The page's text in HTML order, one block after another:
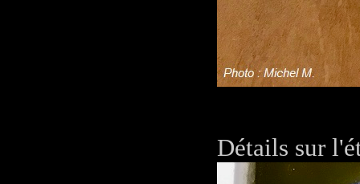
Détails sur